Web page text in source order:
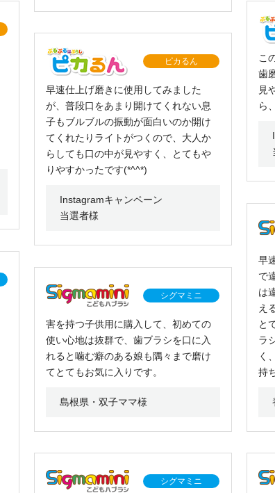
ピカるん
早速仕上げ磨きに使用してみました
が、普段口をあまり開けてくれない息
子もブルブルの振動が面白いのか開け
てくれたりライトがつくので、大人か
らしても口の中が見やすく、とてもや
りやすかったです(*^^*)
Instagramキャンペーン
当選者様
こ
歯
見
ら
シグマミニ
害を持つ子供用に購入して、初めての
使い心地は抜群で、歯ブラシを口に入
れると噛む癖のある娘も隅々まで磨け
てとてもお気に入りです。
島根県・双子ママ様
早
で
は
え
と
ラ
く
持
シグマミニ